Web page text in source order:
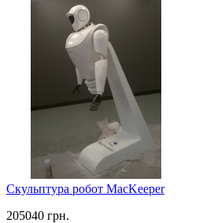
Скульптура робот MacKeeper
205040 грн.